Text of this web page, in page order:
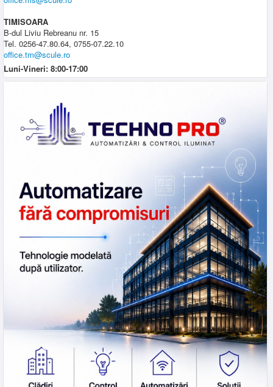
TIMISOARA
B-dul Liviu Rebreanu nr. 15
Tel. 0256-47.80.64, 0755-07.22.10
office.tm@scule.ro
Luni-Vineri: 8:00-17:00